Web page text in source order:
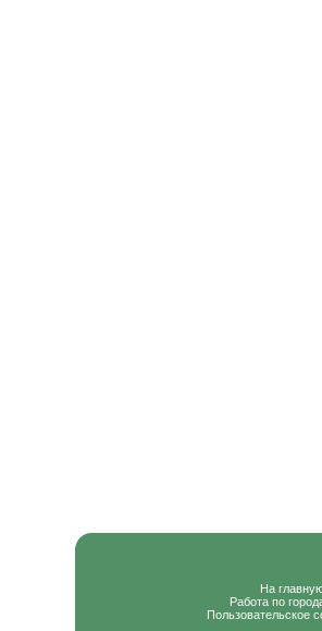
На
Работа по
Пользовательское